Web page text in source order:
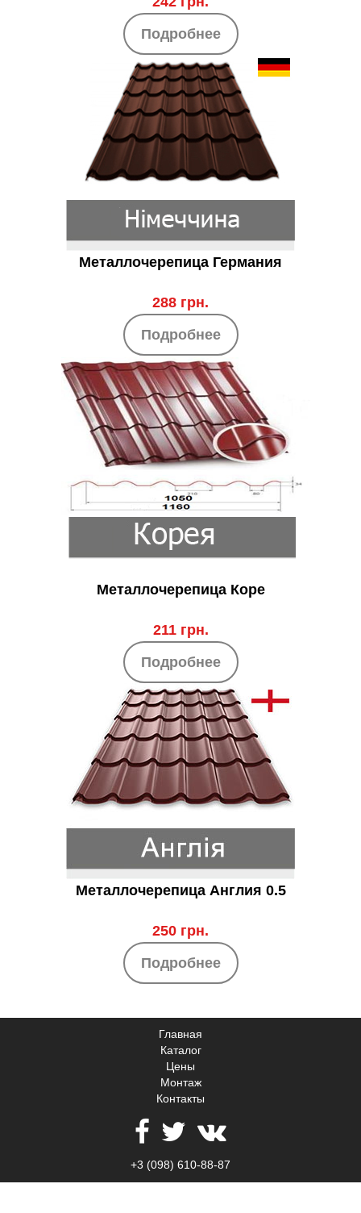
Подробнее
Металлочерепица Германия
288 грн.
Подробнее
Металлочерепица Коре
211 грн.
Подробнее
Металлочерепица Англия 0.5
250 грн.
Подробнее
Главная
Каталог
Цены
Монтаж
Контакты
+3 (098) 610-88-87